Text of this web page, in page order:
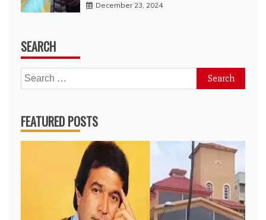
December 23, 2024
SEARCH
Search
for:
FEATURED POSTS